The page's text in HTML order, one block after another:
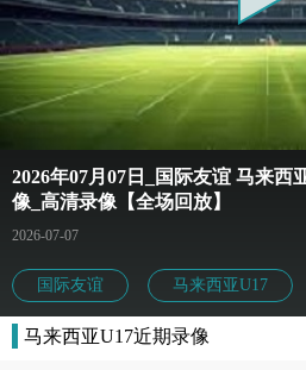
2026年07月07日_国际友谊 马来西
像_高清录像【全场回放】
2026-07-07
国际友谊 马来西亚U17
马来西亚U17近期录像